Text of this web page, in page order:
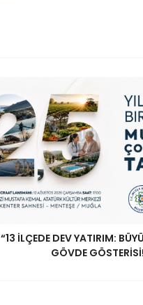
“13 İLÇEDE DEV YATIRIM:
GÖVDE